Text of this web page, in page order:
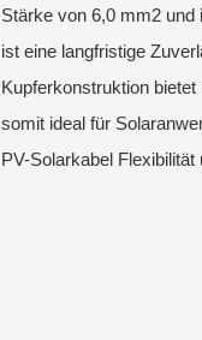
Stärke von 6,0 mm2 und
ist eine langfristige
Kupferkonstruktion
somit ideal für
PV-Solarkabel